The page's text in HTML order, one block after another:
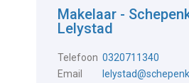
Makelaar -
Lelystad
Telefoon 0320711340
Email